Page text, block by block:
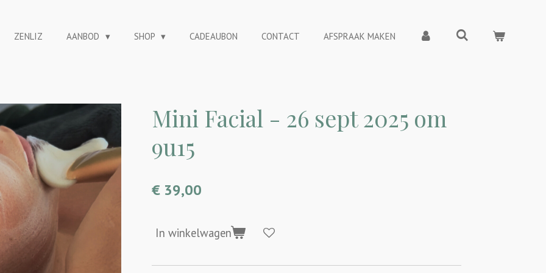
ZENLIZ AANBOD SHOP CADEAUBON CONTACT AFSPRAAK MAKEN
Mini Facial - 26 sept 2025 om
9u15
€ 39,00
In winkelwagen